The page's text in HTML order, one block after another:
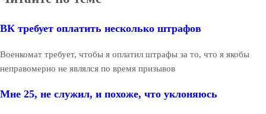
ВК требует оплатить несколько штрафов
Военкомат требует, чтобы я оплатил штрафы за то, что я якобы
неправомерно не являлся по время призывов
Мне 25, не служил, и похоже, что уклоняюсь